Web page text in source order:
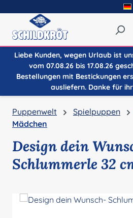
Liebe Kunden, wegen Urlaub ist
vom 07.08.26 bis 17.08.26
Bestellungen mit Bestickungen
ausliefern. Danke für
Puppenwelt Spielpuppen
Mädchen
Design dein
Schlummerle 32